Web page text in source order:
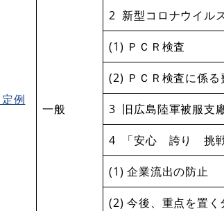
例
一般
2 新型コロナウイル
(1) ＰＣＲ検査
(2) ＰＣＲ検査に係る
3 旧広島陸軍被服支
4 「安心 誇り 挑戦
(1) 企業流出の防止
(2) 今後、重点を置